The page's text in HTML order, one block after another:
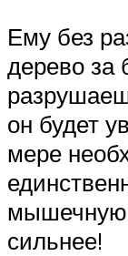
Ему без
дерево за
он будет
мере
мышечную
сильнее!